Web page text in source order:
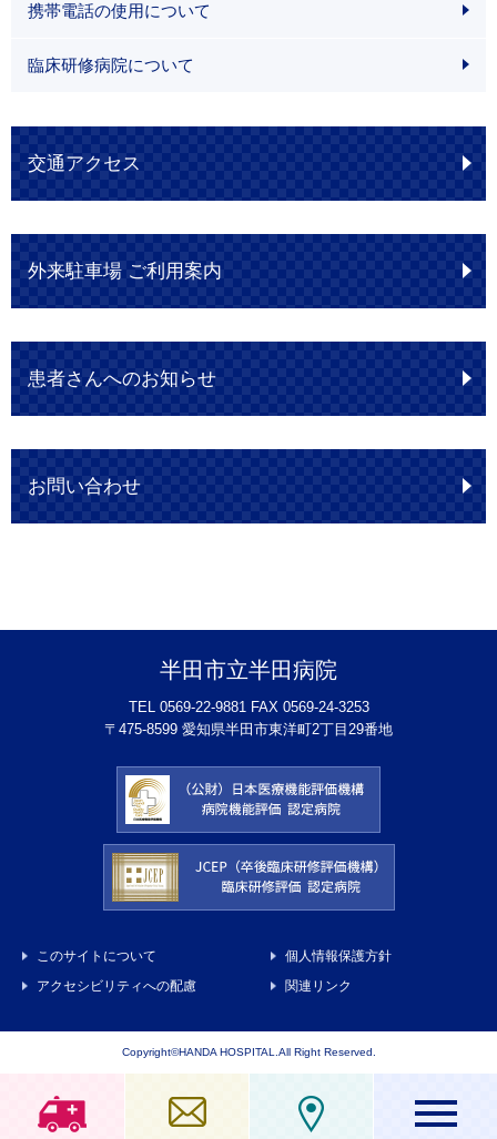
携帯電話の使用について
臨床研修病院について
交通アクセス
外来駐車場 ご利用案内
患者さんへのお知らせ
お問い合わせ
半田市立半田病院
TEL 0569-22-9881 FAX 0569-24-3253
〒475-8599 愛知県半田市東洋町2丁目29番地
このサイトについて
個人情報保護方針
アクセシビリティへの配慮
関連リンク
Copyright©HANDA HOSPITAL.All Right Reserved.